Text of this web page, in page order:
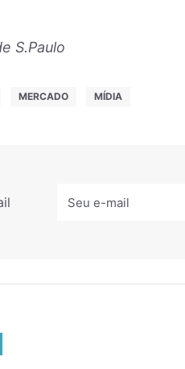
S.Paulo
MERCADO MÍDIA